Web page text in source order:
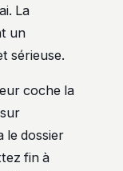
La
un
sérieuse.
coche la
le dossier
fin à